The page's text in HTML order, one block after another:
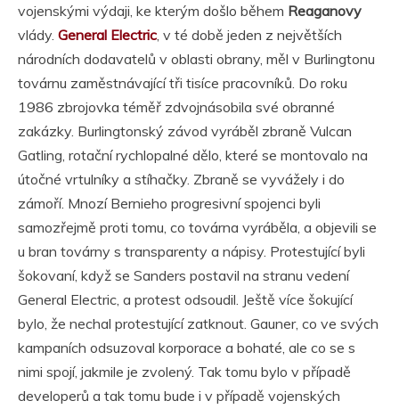
vojenskými výdaji, ke kterým došlo během Reaganovy
vlády. General Electric , v té době jeden z největších
národních dodavatelů v oblasti obrany, měl v Burlingtonu
továrnu zaměstnávající tři tisíce pracovníků. Do roku
1986 zbrojovka téměř zdvojnásobila své obranné
zakázky. Burlingtonský závod vyráběl zbraně Vulcan
Gatling, rotační rychlopalné dělo, které se montovalo na
útočné vrtulníky a stíhačky. Zbraně se vyvážely i do
zámoří. Mnozí Bernieho progresivní spojenci byli
samozřejmě proti tomu, co továrna vyráběla, a objevili se
u bran továrny s transparenty a nápisy. Protestující byli
šokovaní, když se Sanders postavil na stranu vedení
General Electric, a protest odsoudil. Ještě více šokující
bylo, že nechal protestující zatknout. Gauner, co ve svých
kampaních odsuzoval korporace a bohaté, ale co se s
nimi spojí, jakmile je zvolený. Tak tomu bylo v případě
developerů a tak tomu bude i v případě vojenských